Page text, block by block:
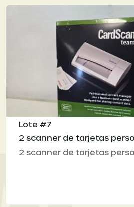
Lote #7
2 scanner de tarjetas
2 scanner de tarjetas